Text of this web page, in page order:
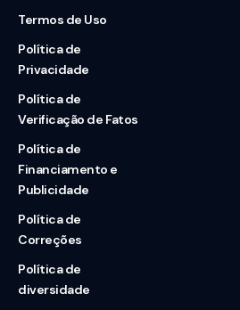
Termos de Uso
Política de
Privacidade
Política de
Verificação de Fatos
Política de
Financiamento e
Publicidade
Política de
Correções
Política de
diversidade